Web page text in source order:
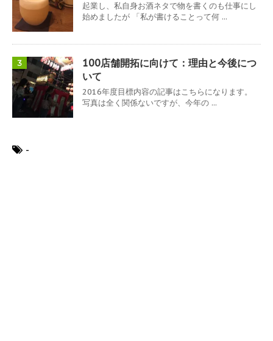
起業し、私自身お酒ネタで物を書くのも仕事にし
始めましたが 「私が書けることって何 ...
3
100店舗開拓に向けて：理由と今後につ
いて
2016年度目標内容の記事はこちらになります。
写真は全く関係ないですが、今年の ...
-